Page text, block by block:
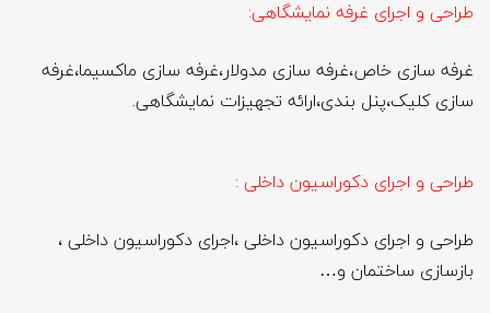
طراحی و اجرای غرفه نمایشگاهی:
غرفه سازی خاص،غرفه سازی مدولار،غرفه سازی ماکسیما،غرفه
سازی کلیک،پنل بندی،ارائه تجهیزات نمایشگاهی.
طراحی و اجرای دکوراسیون داخلی :
طراحی و اجرای دکوراسیون داخلی ،اجرای دکوراسیون داخلی ،
بازسازی ساختمان و…